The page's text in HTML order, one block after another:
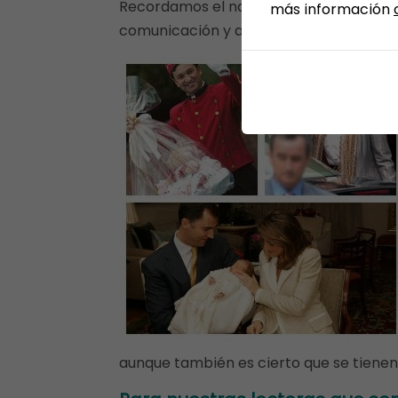
Recordamos el nacimiento de las
comunicación y además como es
aunque también es cierto que se
más información